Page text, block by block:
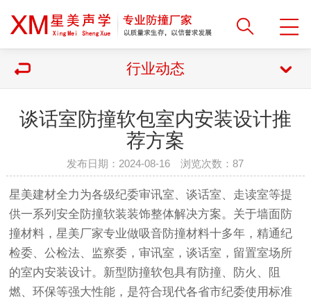
行业动态
谈话室防撞软包室内安装设计推
荐方案
发布日期：2024-08-16 浏览次数：87
星美建材全力为各级纪委审讯室、谈话室、走读室等提
供一系列安全防撞软装装饰整体解决方案。关于墙面防
撞材料，星美厂家专业做吸音防撞材料十多年，精通纪
检委、公检法、监察委，审讯室，谈话室，留置室场所
的室内安装设计。新型防撞软包具有防撞、防火、阻
燃、环保等强大性能，是符合现代各省市纪委使用标准